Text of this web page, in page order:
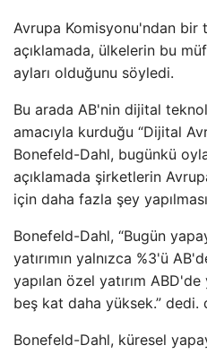
Avrupa Komisyonu'ndan bir
açıklamada, ülkelerin bu
ayları olduğunu söyledi.
Bu arada AB'nin dijital
amacıyla kurduğu “Dijital
Bonefeld-Dahl, bugünkü
açıklamada şirketlerin
için daha fazla şey
Bonefeld-Dahl, “Bugün
yatırımın yalnızca %3'ü
yapılan özel yatırım
beş kat daha yüksek.” dedi.
Bonefeld-Dahl, küresel